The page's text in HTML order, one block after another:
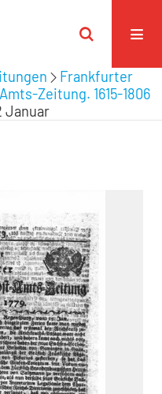
Frankfurter
Zeitung. 1615-1806
Januar